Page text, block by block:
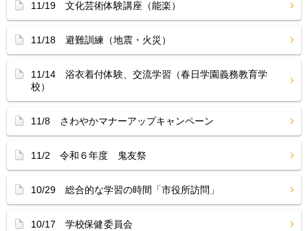
11/19 文化芸術体験講座（能楽）
11/18 避難訓練（地震・火災）
11/14 浴衣着付体験、交流学習（春日学園義務教育学
校）
11/8 さわやかマナーアップキャンペーン
11/2 令和６年度 鬼友祭
10/29 総合的な学習の時間「市役所訪問」
10/17 学校保健委員会